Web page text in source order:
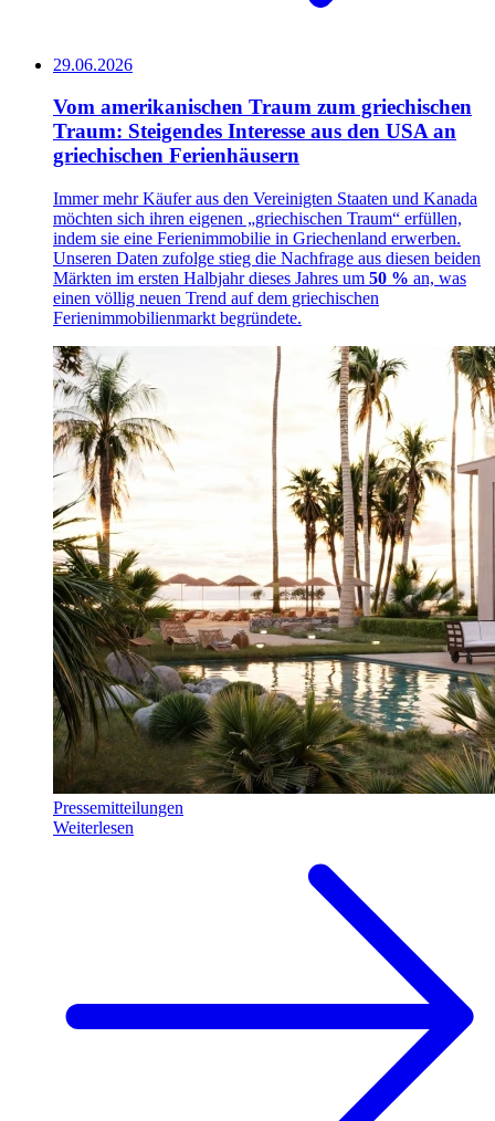
29.06.2026
Vom amerikanischen Traum zum griechischen
Traum: Steigendes Interesse aus den USA an
griechischen Ferienhäusern
Immer mehr Käufer aus den Vereinigten Staaten und Kanada
möchten sich ihren eigenen „griechischen Traum“ erfüllen,
indem sie eine Ferienimmobilie in Griechenland erwerben.
Unseren Daten zufolge stieg die Nachfrage aus diesen beiden
Märkten im ersten Halbjahr dieses Jahres um 50 % an, was
einen völlig neuen Trend auf dem griechischen
Ferienimmobilienmarkt begründete.
Pressemitteilungen
Weiterlesen